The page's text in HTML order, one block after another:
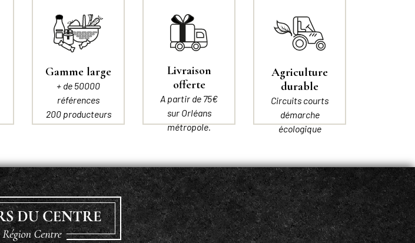
Gamme large
+ de 50000
références
200 producteurs
Livraison
offerte
A partir de 75€
sur Orléans
métropole.
Agriculture
durable
Circuits courts
démarche
écologique